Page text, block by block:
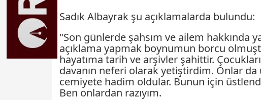
Sadık Albayrak şu açıklamalarda bulundu:
"Son günlerde şahsım ve ailem hakkında
açıklama yapmak boynumun borcu
hayatıma tarih ve arşivler şahittir.
davanın neferi olarak yetiştirdim. Onlar da
cemiyete hadim oldular. Bunun için
Ben onlardan razıyım.